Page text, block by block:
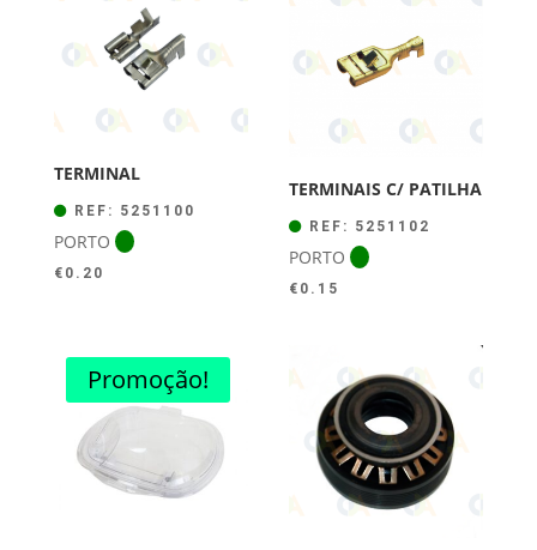
TERMINAL
REF: 5251100
PORTO
€ 0.20
TERMINAIS C/ PATILHA
REF: 5251102
PORTO
€ 0.15
Promoção!